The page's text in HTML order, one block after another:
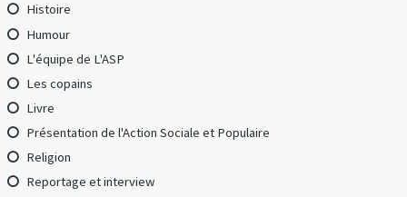
Histoire
Humour
L'équipe de L'ASP
Les copains
Livre
Présentation de l'Action Sociale et Populaire
Religion
Reportage et interview